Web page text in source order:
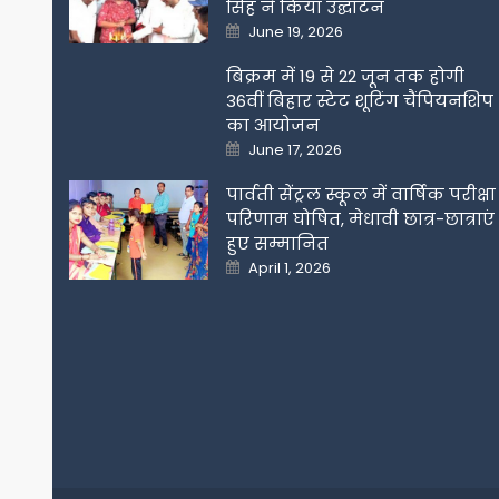
सिंह ने किया उद्घाटन
Posted
on
June 19, 2026
बिक्रम में 19 से 22 जून तक होगी
36वीं बिहार स्टेट शूटिंग चैंपियनशिप
का आयोजन
Posted
on
June 17, 2026
पार्वती सेंट्रल स्कूल में वार्षिक परीक्षा
परिणाम घोषित, मेधावी छात्र-छात्राएं
हुए सम्मानित
Posted
on
April 1, 2026